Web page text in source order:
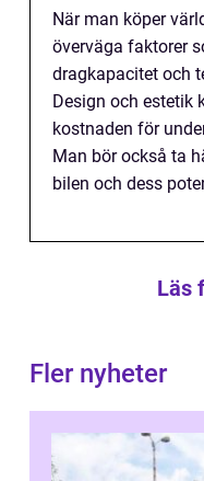
När man köper
överväga faktorer
dragkapacitet och
Design och estetik
kostnaden för
Man bör också ta
bilen och dess
Läs
Fler nyheter